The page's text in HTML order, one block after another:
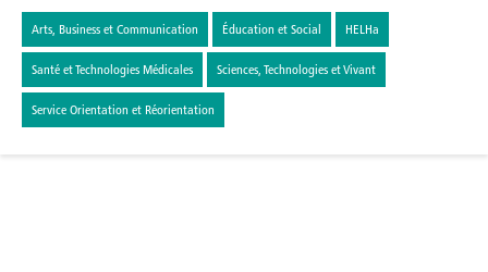
Arts, Business et Communication Éducation et Social HELHa
Santé et Technologies Médicales Sciences, Technologies et Vivant
Service Orientation et Réorientation